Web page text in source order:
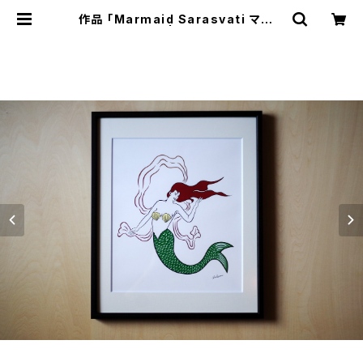
作品 「Marmaid Sarasvati マーメ